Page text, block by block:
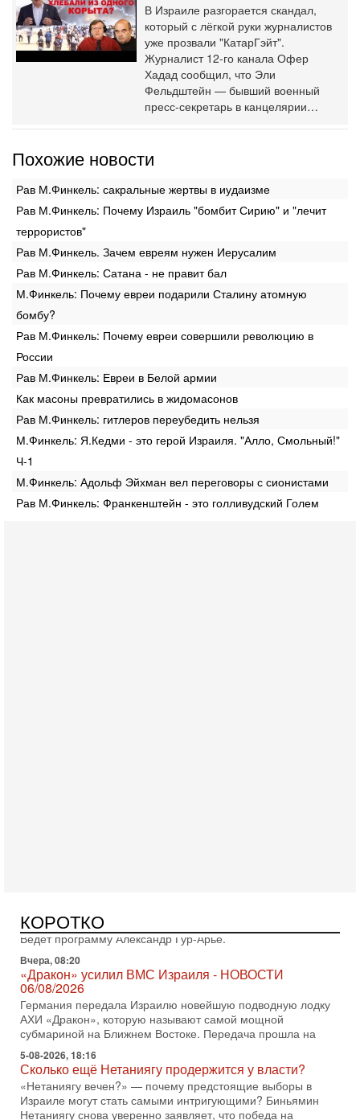
В Израиле разгорается скандал,
который с лёгкой руки журналистов
уже прозвали "КатарГэйт".
Журналист 12-го канала Офер
Хадад сообщил, что Эли
Фельдштейн — бывший военный
пресс-секретарь в канцелярии…
Похожие новости
Рав М.Финкель: сакральные жертвы в иудаизме
Рав М.Финкель: Почему Израиль "бомбит Сирию" и "лечит
террористов"
Рав М.Финкель. Зачем евреям нужен Иерусалим
Рав М.Финкель: Сатана - не правит бал
М.Финкель: Почему евреи подарили Сталину атомную
бомбу?
Рав М.Финкель: Почему евреи совершили революцию в
России
Рав М.Финкель: Евреи в Белой армии
Как масоны превратились в жидомасонов
Рав М.Финкель: гитлеров переубедить нельзя
М.Финкель: Я.Кедми - это герой Израиля. "Алло, Смольный!"
Ч-1
М.Финкель: Адольф Эйхман вел переговоры с сионистами
Рав М.Финкель: Франкенштейн - это голливудский Голем
КОРОТКО
ЦАХАЛа в отставке, писатель, журналист, военный историк.
Ведет программу Александр Гур-Арье.
Вчера, 08:20
«Дракон» усилил ВМС Израиля - НОВОСТИ
06/08/2026
Германия передала Израилю новейшую подводную лодку
АХИ «Дракон», которую называют самой мощной
субмариной на Ближнем Востоке. Передача прошла на
5-08-2026, 18:16
Сколько ещё Нетаниягу продержится у власти?
«Нетаниягу вечен?» — почему предстоящие выборы в
Израиле могут стать самыми интригующими? Биньямин
Нетаниягу снова уверенно заявляет, что победа на